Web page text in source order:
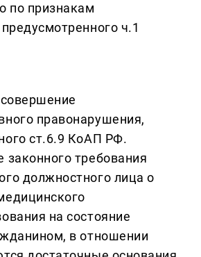
по признакам
ч.1
правонарушения,
ст.6.9 КоАП РФ.
законного требования
должностного лица о
на состояние
в отношении